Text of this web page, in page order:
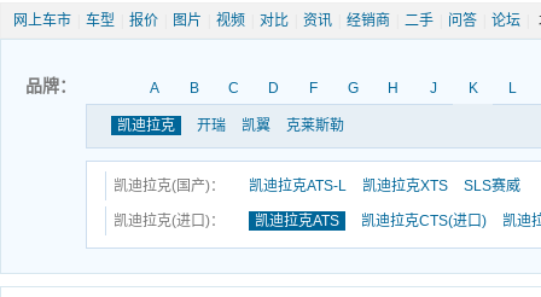
网上车市 车型 报价 图片 视频 对比 资讯 经销商 二手 问答 论坛
品牌： A B C D F G H J K L
凯迪拉克 开瑞 凯翼 克莱斯勒
凯迪拉克(国产)： 凯迪拉克ATS-L 凯迪拉克XTS SLS赛威
凯迪拉克(进口)： 凯迪拉克ATS 凯迪拉克CTS(进口) 凯迪